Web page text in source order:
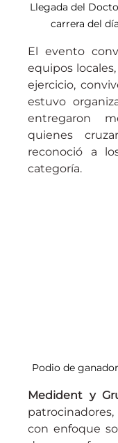
Llegada del
carrera del
El evento
equipos
ejercicio,
estuvo
entregaron
quienes
reconoció a
categoría.
Podio de
Medident y
con enfoque